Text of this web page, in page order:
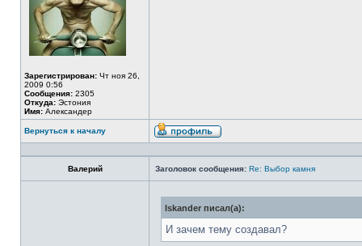
Зарегистрирован: Чт ноя 26,
2009 0:56
Сообщения: 2305
Откуда: Эстония
Имя: Александер
Вернуться к началу
Валерий Заголовок сообщения: Re: Выбор камня
Iskander писал(а):
И зачем тему создавал?